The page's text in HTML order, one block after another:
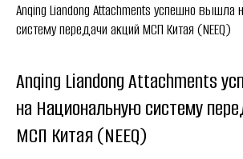
Anqing Liandong Attachments успешно вышла
систему передачи акций МСП Китая (NEEQ)
Anqing Liandong Attachments
на Национальную систему
МСП Китая (NEEQ)